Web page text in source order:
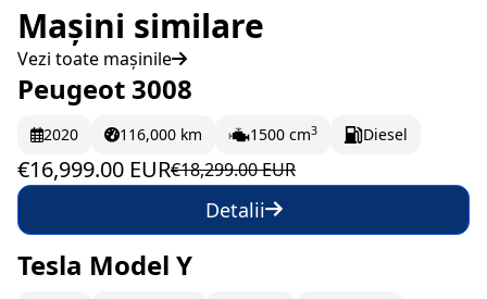
Mașini similare
Vezi toate mașinile
În stoc
283.32 EUR/lună
Peugeot 3008
2020 116,000 km 1500 cm3 Diesel
€16,999.00 EUR€18,299.00 EUR
Detalii
La comandă
Tesla Model Y